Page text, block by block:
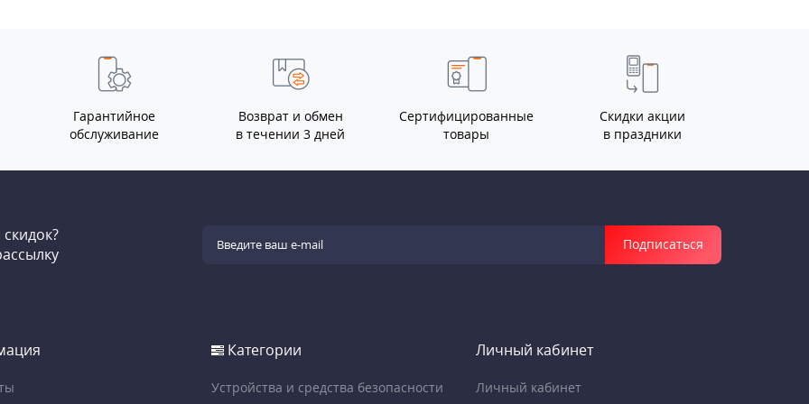
Гарантийное
обслуживание
Возврат и обмен
в течении 3 дней
Сертифицированные
товары
Скидки акции
в праздники
Подписаться
Категории
Устройства и средства безопасности
Личный кабинет
Личный кабинет